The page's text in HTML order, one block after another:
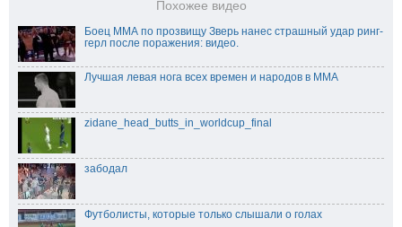
Похожее видео
Боец ММА по прозвищу Зверь нанес страшный удар ринг-
герл после поражения: видео.
Лучшая левая нога всех времен и народов в MMA
zidane_head_butts_in_worldcup_final
забодал
Футболисты, которые только слышали о голах